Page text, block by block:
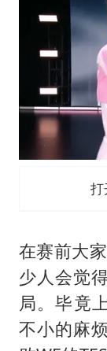
打
在赛前大
少人会觉
局。毕竟
不小的麻